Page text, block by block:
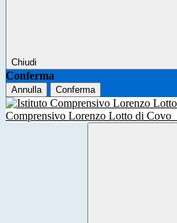
Chiudi
Conferma
Annulla Conferma
Comprensivo Lorenzo Lotto di Covo